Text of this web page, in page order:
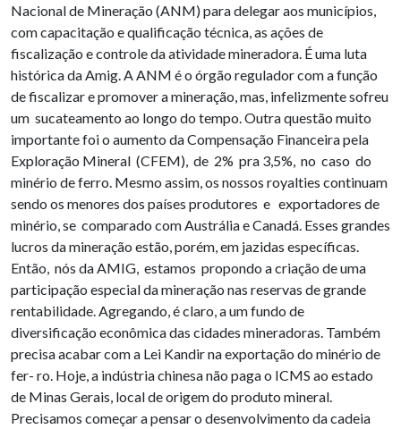
Nacional de Mineração (ANM) para delegar aos municípios,
com capacitação e qualificação técnica, as ações de
fiscalização e controle da atividade mineradora. É uma luta
histórica da Amig. A ANM é o órgão regulador com a função
de fiscalizar e promover a mineração, mas, infelizmente sofreu
um sucateamento ao longo do tempo. Outra questão muito
importante foi o aumento da Compensação Financeira pela
Exploração Mineral (CFEM), de 2% pra 3,5%, no caso do
minério de ferro. Mesmo assim, os nossos royalties continuam
sendo os menores dos países produtores e exportadores de
minério, se comparado com Austrália e Canadá. Esses grandes
lucros da mineração estão, porém, em jazidas específicas.
Então, nós da AMIG, estamos propondo a criação de uma
participação especial da mineração nas reservas de grande
rentabilidade. Agregando, é claro, a um fundo de
diversificação econômica das cidades mineradoras. Também
precisa acabar com a Lei Kandir na exportação do minério de
fer- ro. Hoje, a indústria chinesa não paga o ICMS ao estado
de Minas Gerais, local de origem do produto mineral.
Precisamos começar a pensar o desenvolvimento da cadeia